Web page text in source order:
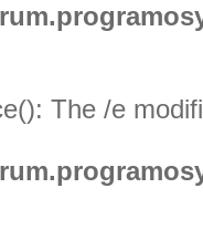
The /e